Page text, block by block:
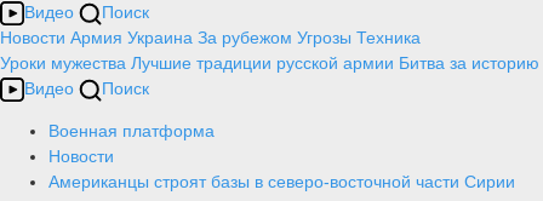
Видео
Поиск
Новости Армия Украина За рубежом Угрозы Техника
Уроки мужества Лучшие традиции русской армии Битва за историю
Видео
Поиск
Военная платформа
Новости
Американцы строят базы в северо-восточной части Сирии